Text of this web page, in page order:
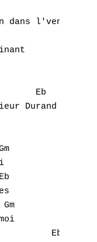
dans l'vent
Durand